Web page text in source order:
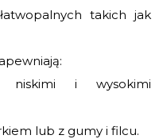
takich jak
niskimi i wysokimi
lub z gumy i filcu.